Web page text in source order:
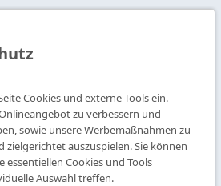
Cookies und externe Tools ein.
zu verbessern und
sowie unsere Werbemaßnahmen zu
zielgerichtet auszuspielen. Sie können
essentiellen Cookies und Tools
Auswahl treffen.